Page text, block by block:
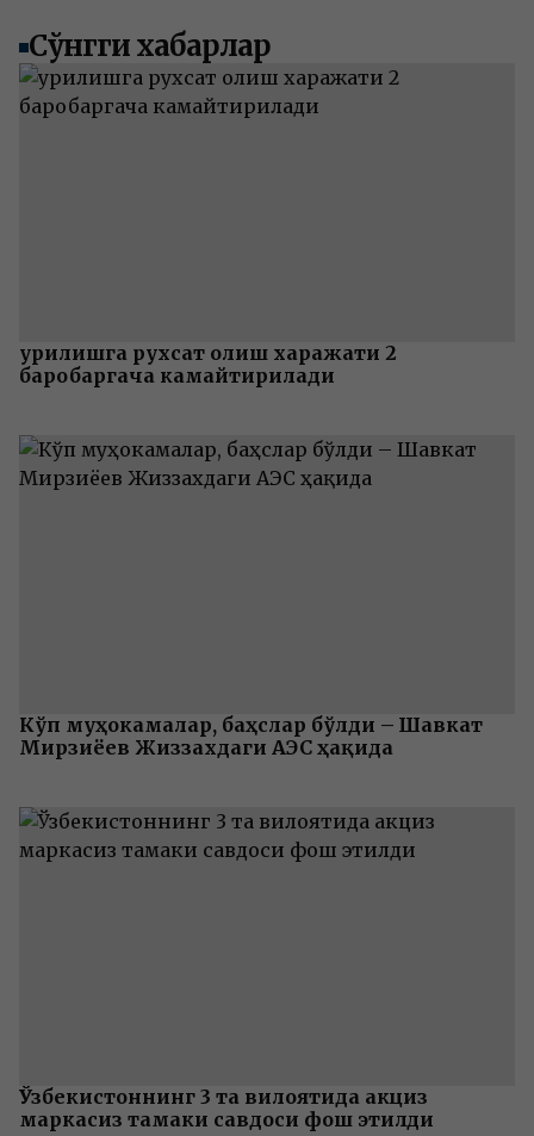
Сўнгги хабарлар
Қурилишга рухсат олиш харажати 2
баробаргача камайтирилади
Кўп муҳокамалар, баҳслар бўлди – Шавкат
Мирзиёев Жиззахдаги АЭС ҳақида
Ўзбекистоннинг 3 та вилоятида акциз
маркасиз тамаки савдоси фош этилди